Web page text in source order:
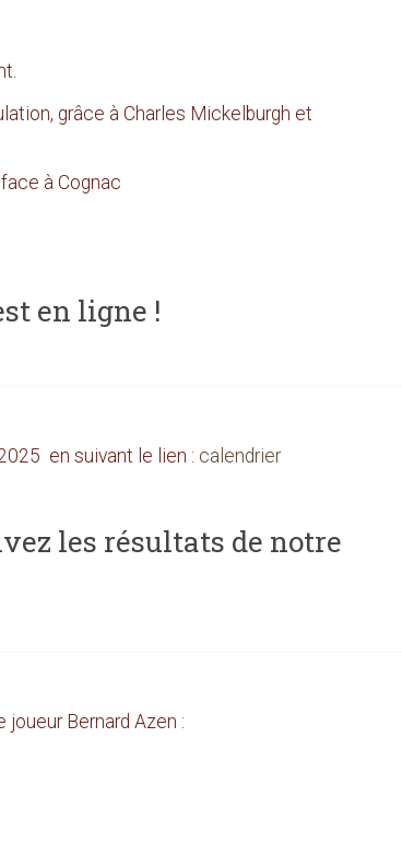
grâce à Charles Mickelburgh et
à Cognac
en ligne !
en suivant le lien : calendrier
les résultats de notre
Bernard Azen :